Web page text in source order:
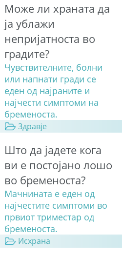
Може ли храната да
ја ублажи
непријатноста во
градите?
Чувствителните, болни
или напнати гради се
еден од најраните и
најчести симптоми на
бременоста.
Здравје
Што да јадете кога
ви е постојано лошо
во бременоста?
Мачнината е еден од
најчестите симптоми во
првиот триместар од
бременоста.
Исхрана